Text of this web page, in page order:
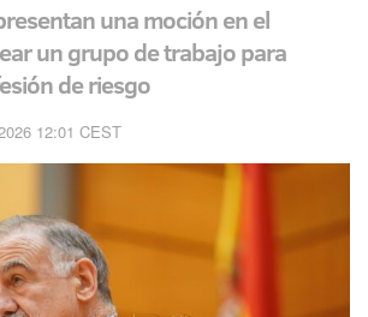
una moción en el
un grupo de trabajo para
de riesgo
12:01 CEST